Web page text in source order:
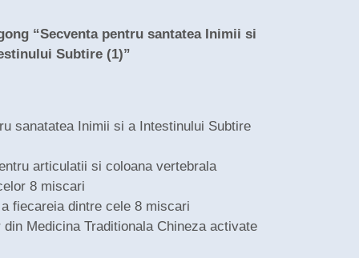
“Secventa pentru santatea Inimii si
Subtire (1)”
sanatatea Inimii si a Intestinului Subtire
articulatii si coloana vertebrala
8 miscari
fiecareia dintre cele 8 miscari
Medicina Traditionala Chineza activate